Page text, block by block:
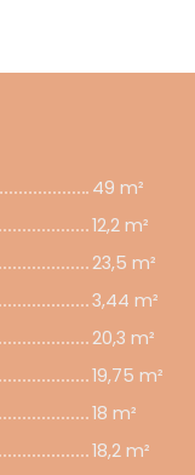
49 m²
12,2 m²
23,5 m²
3,44 m²
20,3 m²
19,75 m²
18 m²
18,2 m²